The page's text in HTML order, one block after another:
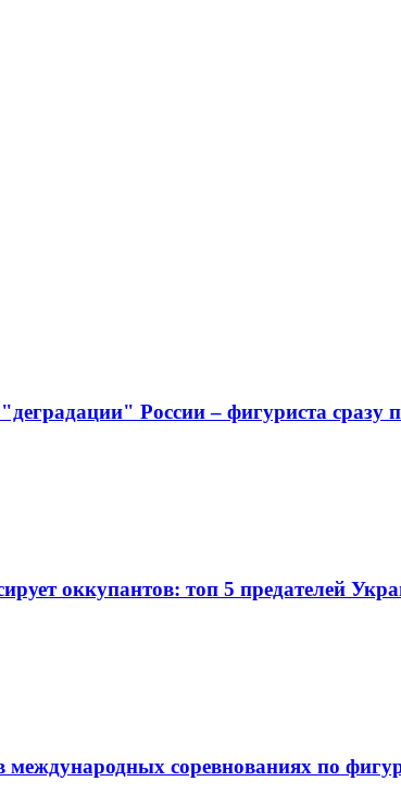
России – фигуриста сразу
оккупантов: топ 5 предателей
международных соревнованиях по